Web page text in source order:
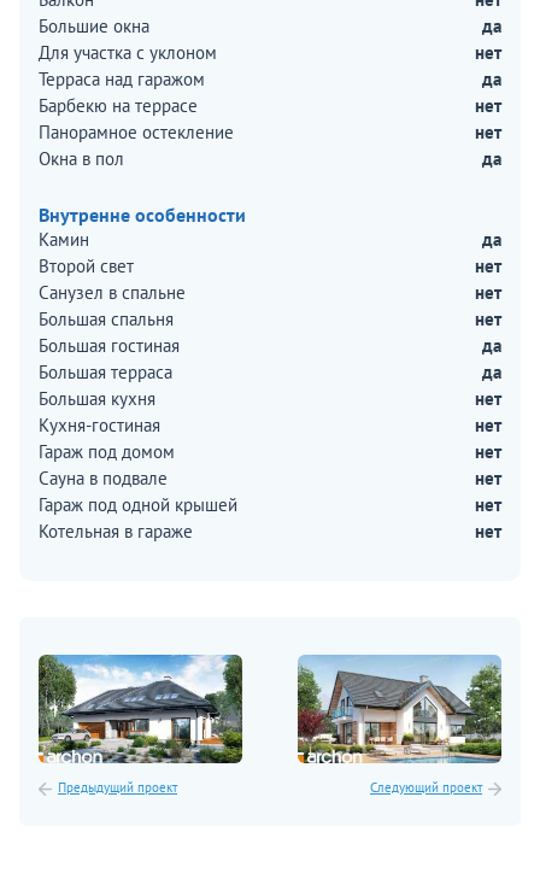
Большие окна
да
Для участка с уклоном
нет
Терраса над гаражом
да
Барбекю на террасе
нет
Панорамное остекление
нет
Окна в пол
да
Внутренне особенности
Камин
да
Второй свет
нет
Санузел в спальне
нет
Большая спальня
нет
Большая гостиная
да
Большая терраса
да
Большая кухня
нет
Кухня-гостиная
нет
Гараж под домом
нет
Сауна в подвале
нет
Гараж под одной крышей
нет
Котельная в гараже
нет
Предыдущий проект Следующий проект